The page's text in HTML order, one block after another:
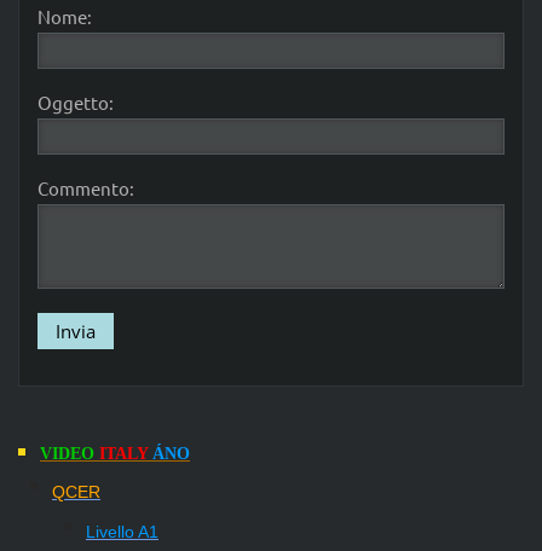
Nome:
Oggetto:
Commento:
VIDEO ITALYÁNO
QCER
Livello A1